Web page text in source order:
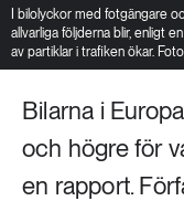
I bilolyckor med fotgängare
allvarliga följderna blir, enligt
av partiklar i trafiken ökar.
Bilarna i
och högre för
en rapport.